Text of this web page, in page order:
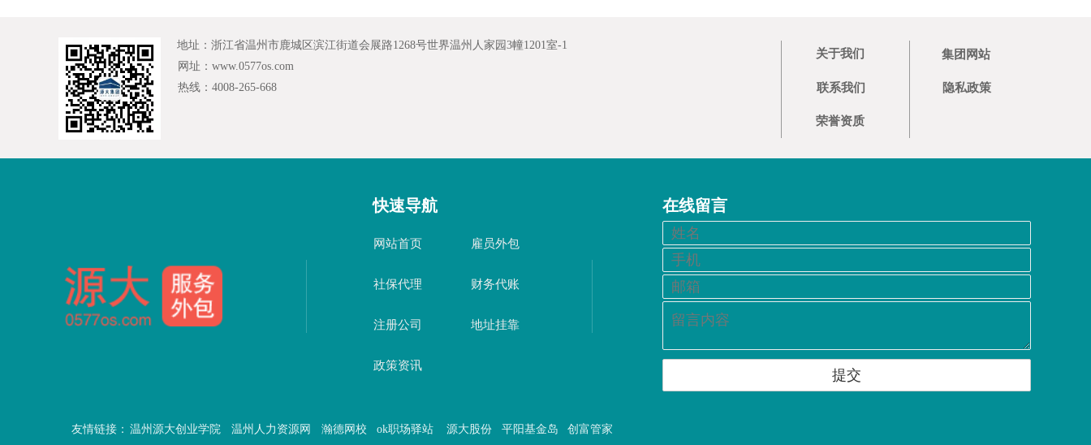
地址：浙江省温州市鹿城区滨江街道会展路1268号世界温州人家园3幢1201室-1
网址：www.0577os.com
热线：4008-265-668
关于我们
联系我们
荣誉资质
集团网站
隐私政策
快速导航
网站首页 雇员外包
社保代理 财务代账
注册公司 地址挂靠
政策资讯
在线留言
友情链接： 温州源大创业学院 温州人力资源网 瀚德网校 ok职场驿站 源大股份 平阳基金岛 创富管家